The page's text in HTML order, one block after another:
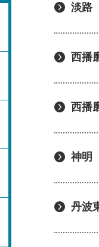
淡路
西播
西播
神明
丹波